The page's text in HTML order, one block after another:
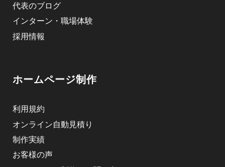
代表のブログ
インターン・職場体験
採用情報
ホームページ制作
利用規約
オンライン自動見積り
制作実績
お客様の声